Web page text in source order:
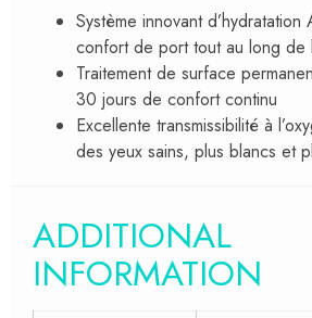
Système innovant
confort de port tout au long de
Traitement de surface
30 jours de confort continu
Excellente transmissibilité à
des yeux sains, plus blancs et
ADDITIONAL
INFORMATION